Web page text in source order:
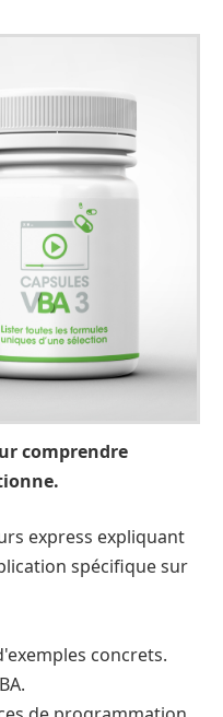
comprendre
express expliquant
spécifique sur
concrets.